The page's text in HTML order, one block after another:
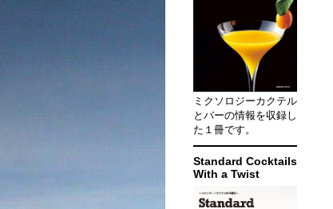
ミクソロジーカクテル
とバーの情報を収録し
た１冊です。
Standard Cocktails
With a Twist